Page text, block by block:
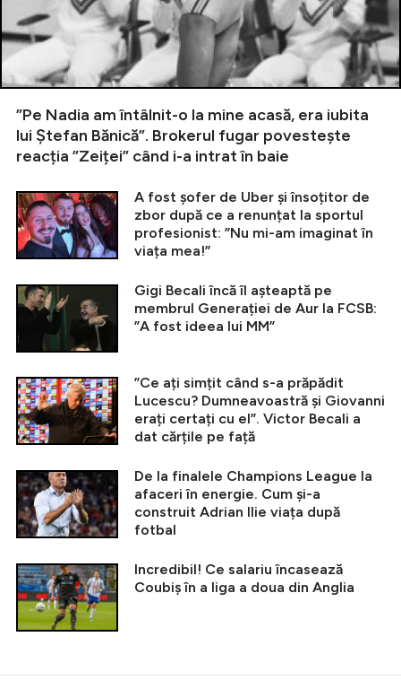
”Pe Nadia am întâlnit-o la mine acasă, era iubita
lui Ștefan Bănică”. Brokerul fugar povestește
reacția ”Zeiței” când i-a intrat în baie
A fost șofer de Uber și însoțitor de
zbor după ce a renunțat la sportul
profesionist: ”Nu mi-am imaginat în
viața mea!”
Gigi Becali încă îl așteaptă pe
membrul Generației de Aur la FCSB:
”A fost ideea lui MM”
”Ce ați simțit când s-a prăpădit
Lucescu? Dumneavoastră și Giovanni
erați certați cu el”. Victor Becali a
dat cărțile pe față
De la finalele Champions League la
afaceri în energie. Cum și-a
construit Adrian Ilie viața după
fotbal
Incredibil! Ce salariu încasează
Coubiș în a liga a doua din Anglia